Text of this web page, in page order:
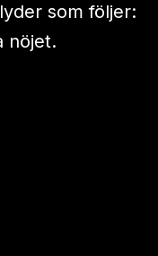
som följer:
nöjet.